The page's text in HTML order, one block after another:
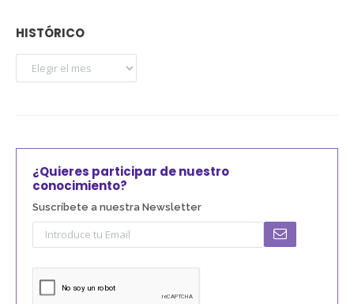
HISTÓRICO
¿Quieres participar de nuestro
conocimiento?
Suscríbete a nuestra Newsletter